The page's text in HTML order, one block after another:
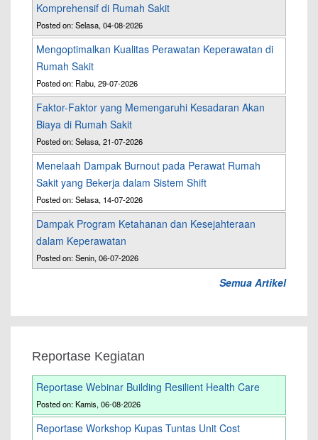
Komprehensif di Rumah Sakit
Posted on: Selasa, 04-08-2026
Mengoptimalkan Kualitas Perawatan Keperawatan di
Rumah Sakit
Posted on: Rabu, 29-07-2026
Faktor-Faktor yang Memengaruhi Kesadaran Akan
Biaya di Rumah Sakit
Posted on: Selasa, 21-07-2026
Menelaah Dampak Burnout pada Perawat Rumah
Sakit yang Bekerja dalam Sistem Shift
Posted on: Selasa, 14-07-2026
Dampak Program Ketahanan dan Kesejahteraan
dalam Keperawatan
Posted on: Senin, 06-07-2026
Semua Artikel
Reportase Kegiatan
Reportase Webinar Building Resilient Health Care
Posted on: Kamis, 06-08-2026
Reportase Workshop Kupas Tuntas Unit Cost